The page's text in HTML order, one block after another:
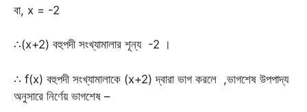
বা, x = -2
∴(x+2) বহুপদী সংখ্যামালার শূন্য -2 ।
∴ f(x) বহুপদী সংখ্যামালাকে (x+2) দ্বারা ভাগ করলে ,ভাগশেষ উপপাদ্য
অনুসারে নির্ণেয় ভাগশেষ –